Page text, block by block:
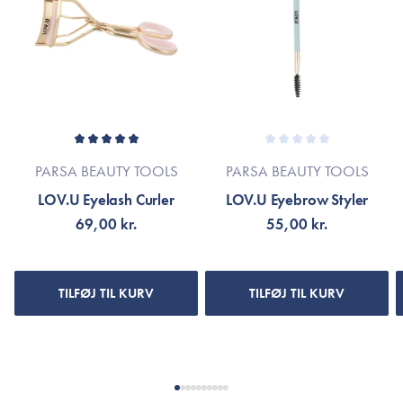
PARSA BEAUTY TOOLS
LOV.U Eyelash Curler
69,00 kr.
TILFØJ TIL KURV
PARSA BEAUTY TOOLS
LOV.U Eyebrow Styler
55,00 kr.
TILFØJ TIL KURV